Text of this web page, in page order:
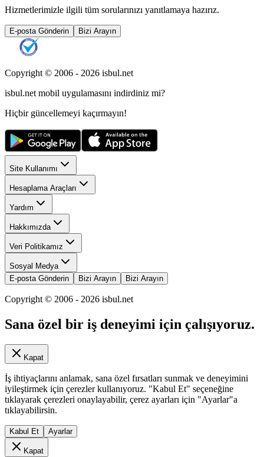
Hizmetlerimizle ilgili tüm sorularınızı yanıtlamaya hazırız.
E-posta Gönderin Bizi Arayın
Copyright © 2006 - 2026 isbul.net
isbul.net mobil uygulamasını indirdiniz mi?
Hiçbir güncellemeyi kaçırmayın!
Site Kullanımı
Hesaplama Araçları
Yardım
Hakkımızda
Veri Politikamız
Sosyal Medya
E-posta Gönderin
Bizi Arayın Bizi Arayın
Copyright © 2006 - 2026 isbul.net
Sana özel bir iş deneyimi için çalışıyoruz.
Kapat
İş ihtiyaçlarını anlamak, sana özel fırsatları sunmak ve deneyimini
iyileştirmek için çerezler kullanıyoruz. "Kabul Et" seçeneğine
tıklayarak çerezleri onaylayabilir, çerez ayarları için "Ayarlar"a
tıklayabilirsin.
Kabul Et Ayarlar
Kapat